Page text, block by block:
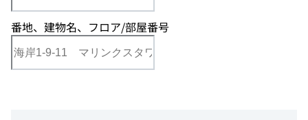
番地、建物名、フロア/部屋番号